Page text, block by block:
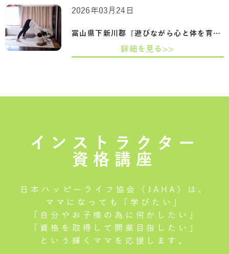
富山県下新川郡『遊びながら心と体を育て…
2026年03月24日
詳細を見る>>
インストラクター
資格講座
日本ハッピーライフ協会（JAHA）は、
ママになっても「学びたい」
「自分やお子様の為に何かしたい」
「資格を取得して開業目指したい」
という輝くママを応援します。